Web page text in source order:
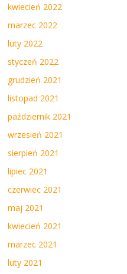
kwiecień 2022
marzec 2022
luty 2022
styczeń 2022
grudzień 2021
listopad 2021
październik 2021
wrzesień 2021
sierpień 2021
lipiec 2021
czerwiec 2021
maj 2021
kwiecień 2021
marzec 2021
luty 2021